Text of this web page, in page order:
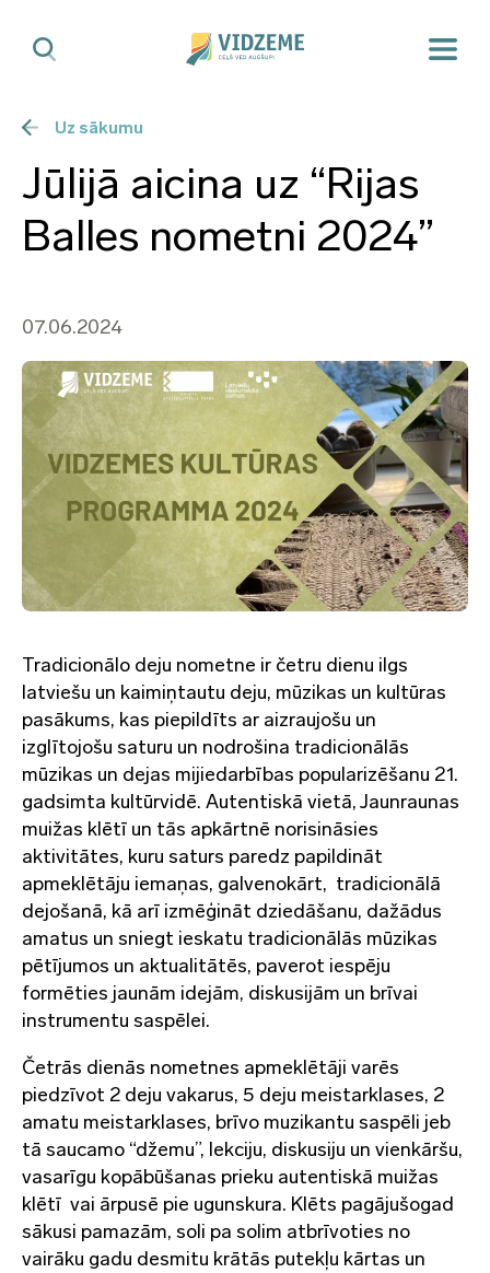
Uz sākumu
Jūlijā aicina uz “Rijas
Balles nometni 2024”
07.06.2024
Tradicionālo deju nometne ir četru dienu ilgs
latviešu un kaimiņtautu deju, mūzikas un kultūras
pasākums, kas piepildīts ar aizraujošu un
izglītojošu saturu un nodrošina tradicionālās
mūzikas un dejas mijiedarbības popularizēšanu 21.
gadsimta kultūrvidē. Autentiskā vietā, Jaunraunas
muižas klētī un tās apkārtnē norisināsies
aktivitātes, kuru saturs paredz papildināt
apmeklētāju iemaņas, galvenokārt, tradicionālā
dejošanā, kā arī izmēģināt dziedāšanu, dažādus
amatus un sniegt ieskatu tradicionālās mūzikas
pētījumos un aktualitātēs, paverot iespēju
formēties jaunām idejām, diskusijām un brīvai
instrumentu saspēlei.
Četrās dienās nometnes apmeklētāji varēs
piedzīvot 2 deju vakarus, 5 deju meistarklases, 2
amatu meistarklases, brīvo muzikantu saspēli jeb
tā saucamo “džemu”, lekciju, diskusiju un vienkāršu,
vasarīgu kopābūšanas prieku autentiskā muižas
klētī vai ārpusē pie ugunskura. Klēts pagājušogad
sākusi pamazām, soli pa solim atbrīvoties no
vairāku gadu desmitu krātās putekļu kārtas un